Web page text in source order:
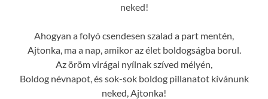
neked!
Ahogyan a folyó csendesen szalad a part mentén,
Ajtonka, ma a nap, amikor az élet boldogságba borul.
Az öröm virágai nyílnak szíved mélyén,
Boldog névnapot, és sok-sok boldog pillanatot kívánunk
neked, Ajtonka!